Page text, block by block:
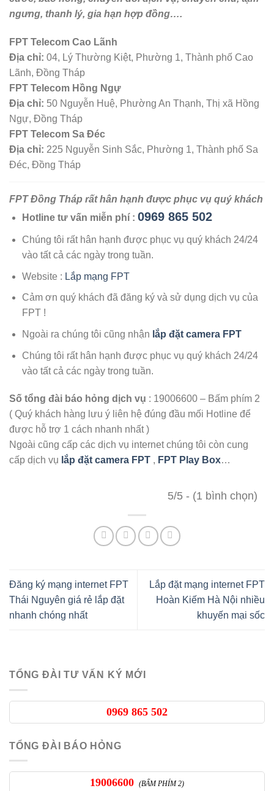
ngưng, thanh lý, gia hạn hợp đồng….
FPT Telecom Cao Lãnh
Địa chỉ: 04, Lý Thường Kiệt, Phường 1, Thành phố Cao
Lãnh, Đồng Tháp
FPT Telecom Hồng Ngự
Địa chỉ: 50 Nguyễn Huệ, Phường An Thạnh, Thị xã Hồng
Ngự, Đồng Tháp
FPT Telecom Sa Đéc
Địa chỉ: 225 Nguyễn Sinh Sắc, Phường 1, Thành phố Sa
Đéc, Đồng Tháp
FPT Đồng Tháp rất hân hạnh được phục vụ quý khách
Hotline tư vấn miễn phí : 0969 865 502
Chúng tôi rất hân hạnh được phục vụ quý khách 24/24
vào tất cả các ngày trong tuần.
Website : Lắp mạng FPT
Cảm ơn quý khách đã đăng ký và sử dụng dịch vụ của
FPT !
Ngoài ra chúng tôi cũng nhận lắp đặt camera FPT
Chúng tôi rất hân hạnh được phục vụ quý khách 24/24
vào tất cả các ngày trong tuần.
Số tổng đài báo hỏng dịch vụ : 19006600 – Bấm phím 2
( Quý khách hàng lưu ý liên hệ đúng đầu mối Hotline để
được hỗ trợ 1 cách nhanh nhất )
Ngoài cũng cấp các dịch vụ internet chúng tôi còn cung
cấp dịch vụ lắp đặt camera FPT , FPT Play Box…
5/5 - (1 bình chọn)
Đăng ký mạng internet FPT
Thái Nguyên giá rẻ lắp đặt
nhanh chóng nhất
Lắp đặt mạng internet FPT
Hoàn Kiếm Hà Nội nhiều
khuyến mại sốc
TỔNG ĐÀI TƯ VẤN KÝ MỚI
0969 865 502
TỔNG ĐÀI BÁO HỎNG
19006600 (BẤM PHÍM 2)